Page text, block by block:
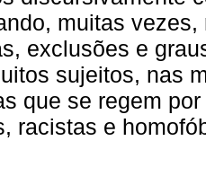
muitas
exclusões e
sujeitos, nas
que se regem
racistas e